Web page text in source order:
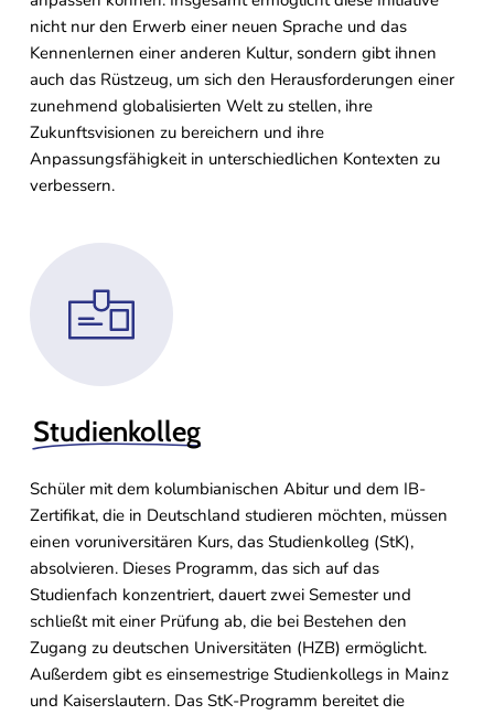
nicht nur den Erwerb einer neuen Sprache und das
Kennenlernen einer anderen Kultur, sondern gibt ihnen
auch das Rüstzeug, um sich den Herausforderungen einer
zunehmend globalisierten Welt zu stellen, ihre
Zukunftsvisionen zu bereichern und ihre
Anpassungsfähigkeit in unterschiedlichen Kontexten zu
verbessern.
Studienkolleg
Schüler mit dem kolumbianischen Abitur und dem IB-
Zertifikat, die in Deutschland studieren möchten, müssen
einen voruniversitären Kurs, das Studienkolleg (StK),
absolvieren. Dieses Programm, das sich auf das
Studienfach konzentriert, dauert zwei Semester und
schließt mit einer Prüfung ab, die bei Bestehen den
Zugang zu deutschen Universitäten (HZB) ermöglicht.
Außerdem gibt es einsemestrige Studienkollegs in Mainz
und Kaiserslautern. Das StK-Programm bereitet die